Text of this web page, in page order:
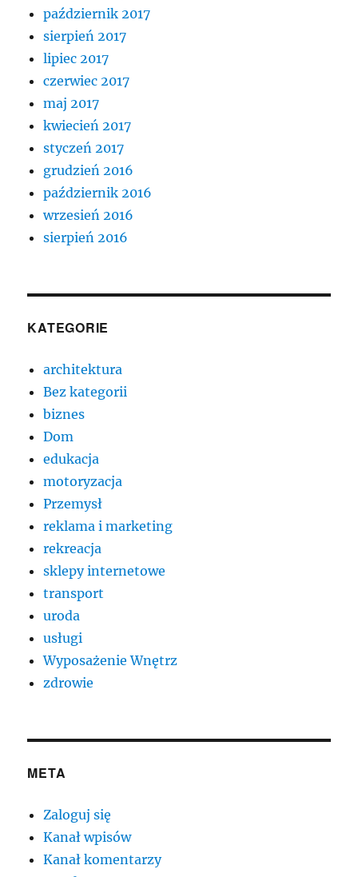
październik 2017
sierpień 2017
lipiec 2017
czerwiec 2017
maj 2017
kwiecień 2017
styczeń 2017
grudzień 2016
październik 2016
wrzesień 2016
sierpień 2016
KATEGORIE
architektura
Bez kategorii
biznes
Dom
edukacja
motoryzacja
Przemysł
reklama i marketing
rekreacja
sklepy internetowe
transport
uroda
usługi
Wyposażenie Wnętrz
zdrowie
META
Zaloguj się
Kanał wpisów
Kanał komentarzy